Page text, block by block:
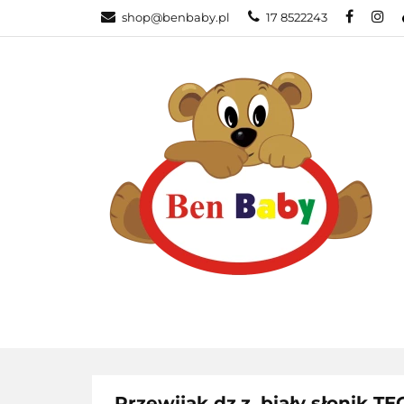
shop@benbaby.pl 17 8522243